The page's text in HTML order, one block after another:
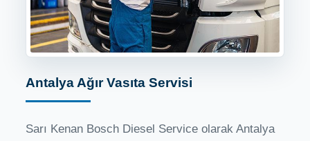
Antalya Ağır Vasıta Servisi
Sarı Kenan Bosch Diesel Service olarak Antalya